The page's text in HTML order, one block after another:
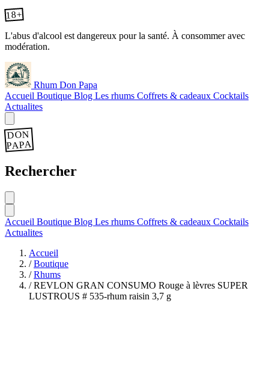
18+
L'abus d'alcool est dangereux pour la santé. À consommer avec
modération.
Rhum Don Papa
Accueil Boutique Blog Les rhums Coffrets & cadeaux Cocktails
Actualites
DON
PAPA
Rechercher
Accueil Boutique Blog Les rhums Coffrets & cadeaux Cocktails
Actualites
Accueil
/ Boutique
/ Rhums
/ REVLON GRAN CONSUMO Rouge à lèvres SUPER
LUSTROUS # 535-rhum raisin 3,7 g